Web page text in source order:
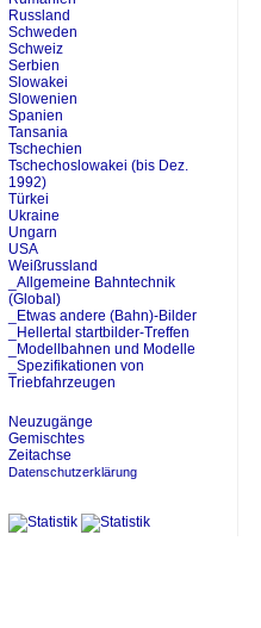
Russland
Schweden
Schweiz
Serbien
Slowakei
Slowenien
Spanien
Tansania
Tschechien
Tschechoslowakei (bis Dez.
1992)
Türkei
Ukraine
Ungarn
USA
Weißrussland
_Allgemeine Bahntechnik
(Global)
_Etwas andere (Bahn)-Bilder
_Hellertal startbilder-Treffen
_Modellbahnen und Modelle
_Spezifikationen von
Triebfahrzeugen
Neuzugänge
Gemischtes
Zeitachse
Datenschutzerklärung